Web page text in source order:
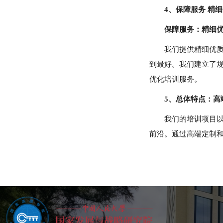
4、保障服务 精
保障服务：精细
我们提供精细优
到最好。我们建立了
优化培训服务。
5、总体特点：
我们的培训项目
前沿。通过高端定制